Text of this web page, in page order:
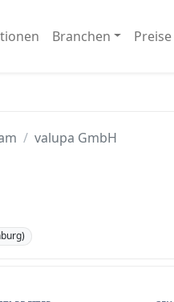
Branchen Preise
valupa GmbH